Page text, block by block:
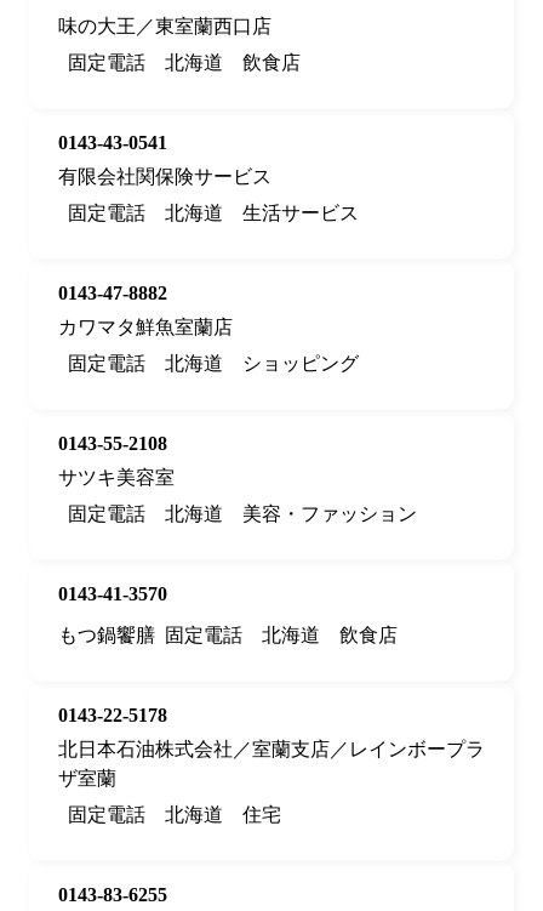
味の大王／東室蘭西口店
固定電話
北海道 飲食店
0143-43-0541
有限会社関保険サービス
固定電話
北海道 生活サービス
0143-47-8882
カワマタ鮮魚室蘭店
固定電話
北海道 ショッピング
0143-55-2108
サツキ美容室
固定電話
北海道 美容・ファッション
0143-41-3570
もつ鍋饗膳 固定電話 北海道 飲食店
0143-22-5178
北日本石油株式会社／室蘭支店／レインボープラ
ザ室蘭
固定電話
北海道 住宅
0143-83-6255